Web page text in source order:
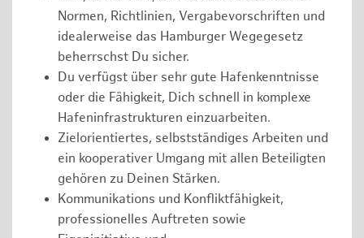
Normen, Richtlinien, Vergabevorschriften und
idealerweise das Hamburger Wegegesetz
beherrschst Du sicher.
Du verfügst über sehr gute Hafenkenntnisse
oder die Fähigkeit, Dich schnell in komplexe
Hafeninfrastrukturen einzuarbeiten.
Zielorientiertes, selbstständiges Arbeiten und
ein kooperativer Umgang mit allen Beteiligten
gehören zu Deinen Stärken.
Kommunikations und Konfliktfähigkeit,
professionelles Auftreten sowie